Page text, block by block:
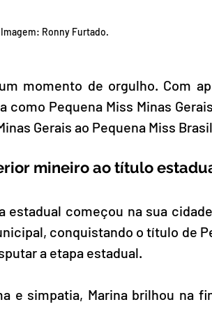
Imagem: Ronny Furtado.
momento de orgulho. Com
como Pequena Miss Minas
Gerais ao Pequena Miss
mineiro ao título
estadual começou na sua
conquistando o título de
a etapa estadual.
e simpatia, Marina brilhou na